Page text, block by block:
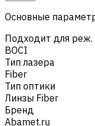
Основные
Подходит для реж.
BOCI
Тип лазера
Fiber
Тип оптики
Линзы Fiber
Бренд
Abamet.ru